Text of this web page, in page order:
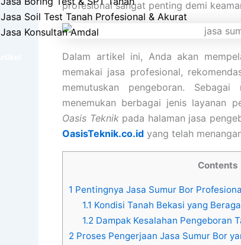
Jasa Soil Test Tanah Profesional & Akurat
Jasa Konsultan Amdal
profesional sangat penting demi
Dalam artikel ini, Anda akan
memakai jasa profesional,
memutuskan pengeboran.
menemukan berbagai jenis layanan
Oasis Teknikpada halaman jasa
OasisTeknik.co.id yang telah
Contents
1 Pentingnya Jasa Sumur Bor
1.1 Kondisi Tanah Bekasi yang
1.2 Dampak Kesalahan Pengeboran
2 Proses Pengerjaan Jasa Sumur Bor